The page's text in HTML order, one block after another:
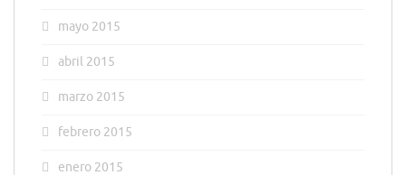
mayo 2015
abril 2015
marzo 2015
febrero 2015
enero 2015